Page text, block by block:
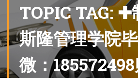
TOPIC TAG: ✚
斯隆管理学院
微：